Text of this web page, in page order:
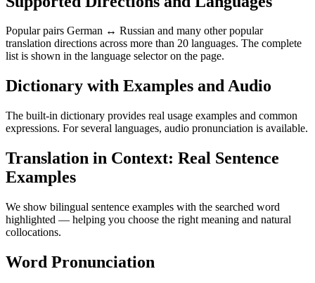
Popular pairs German ↔ Russian and many other popular
translation directions across more than 20 languages. The complete
list is shown in the language selector on the page.
Dictionary with Examples and Audio
The built-in dictionary provides real usage examples and common
expressions. For several languages, audio pronunciation is available.
Translation in Context: Real Sentence
Examples
We show bilingual sentence examples with the searched word
highlighted — helping you choose the right meaning and natural
collocations.
Word Pronunciation